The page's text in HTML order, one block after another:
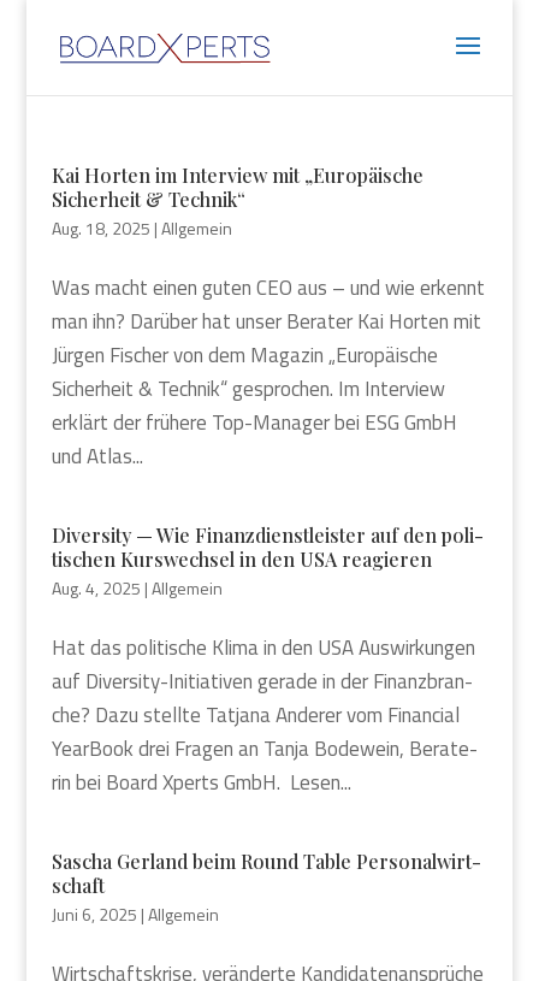
Kai Hor­ten im Inter­view mit „Euro­päi­sche
Sicher­heit & Tech­nik“
Aug. 18, 2025 |Allgemein
Was macht einen guten CEO aus – und wie erkennt
man ihn? Dar­über hat unser Bera­ter Kai Hor­ten mit
Jür­gen Fischer von dem Maga­zin „Euro­päi­sche
Sicher­heit & Tech­nik“ gespro­chen. Im Inter­view
erklärt der frü­he­re Top-Mana­ger bei ESG GmbH
und Atlas...
Diver­si­ty — Wie Finanz­dienst­leis­ter auf den poli­
ti­schen Kurs­wech­sel in den USA reagie­ren
Aug. 4, 2025 |Allgemein
Hat das poli­ti­sche Kli­ma in den USA Aus­wir­kun­gen
auf Diver­si­ty-Initia­ti­ven gera­de in der Finanz­bran­
che? Dazu stell­te Tat­ja­na Ande­rer vom Finan­cial
Year­Book drei Fra­gen an Tan­ja Bode­wein, Bera­te­
rin bei Board Xperts GmbH. Lesen...
Sascha Ger­land beim Round Table Per­so­nal­wirt­
schaft
Juni 6, 2025 |Allgemein
Wirt­schafts­kri­se, ver­än­der­te Kan­di­da­ten­an­sprü­che